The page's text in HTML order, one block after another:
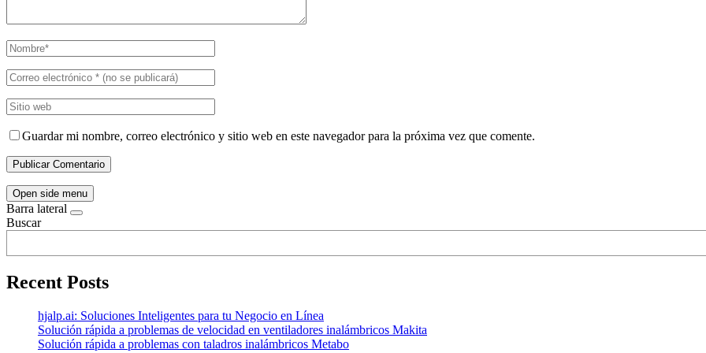
Guardar mi nombre, correo electrónico y sitio web en este navegador para la próxima vez que comente.
Open side menu
Barra lateral
Buscar
Recent Posts
hjalp.ai: Soluciones Inteligentes para tu Negocio en Línea
Solución rápida a problemas de velocidad en ventiladores inalámbricos Makita
Solución rápida a problemas con taladros inalámbricos Metabo